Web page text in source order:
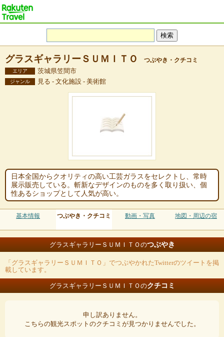
グラスギャラリーＳＵＭＩＴＯ つぶやき・クチコミ
エリア 茨城県笠間市
ジャンル 見る - 文化施設 - 美術館
日本全国からクオリティの高い工芸ガラスをセレクトし、常時
展示販売している。斬新なデザインのものを多く取り扱い、個
性あるショップとして人気が高い。
基本情報 つぶやき・クチコミ 動画・写真 地図・周辺の宿
グラスギャラリーＳＵＭＩＴＯのつぶやき
「グラスギャラリーＳＵＭＩＴＯ」でつぶやかれたTwitterのツイートを掲
載しています。
グラスギャラリーＳＵＭＩＴＯのクチコミ
申し訳ありません。
こちらの観光スポットのクチコミが見つかりませんでした。